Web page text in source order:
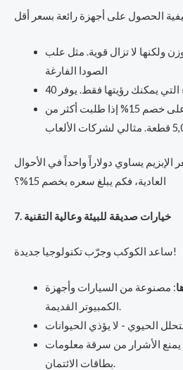
ولكنها لا تزال قوية. مثل علب
الصودا الفارغة
: احصل على خصم 15% إذا طلبت أكثر من
الإبزيم يساوي دولاراً واحداً في الأحوال
العادية، فكم يبلغ سعره بخصم 15%؟
7. خيارات صديقة للبيئة وعالية التقنية
ساعد الكوكب وجرّب تكنولوجيا جديدة!
: مصنوعة من السيارات وأجهزة
الكمبيوتر القديمة.
يمنع الأشرار من سرقة معلومات
بطاقات الائتمان.